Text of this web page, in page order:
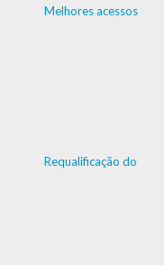
Melhores acessos
Requalificação do